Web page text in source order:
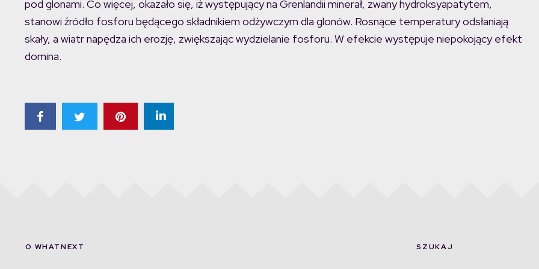
pod glonami. Co więcej, okazało się, iż występujący na Grenlandii minerał, zwany hydroksyapatytem,
stanowi źródło fosforu będącego składnikiem odżywczym dla glonów. Rosnące temperatury odsłaniają
skały, a wiatr napędza ich erozję, zwiększając wydzielanie fosforu. W efekcie występuje niepokojący efekt
domina.
O WHATNEXT SZUKAJ